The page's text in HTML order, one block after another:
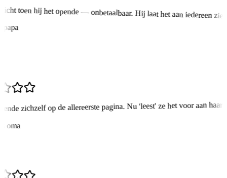
toen hij het opende — onbetaalbaar. Hij laat het aan iedereen
zichzelf op de allereerste pagina. Nu 'leest' ze het voor aan haar
oma